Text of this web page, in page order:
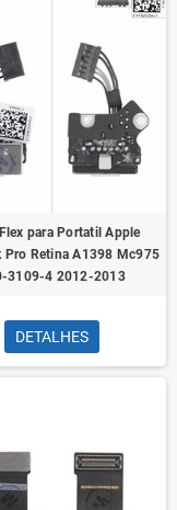
para Portatil Apple
Pro Retina A1398 Mc975
3109-4 2012-2013
DETALHES